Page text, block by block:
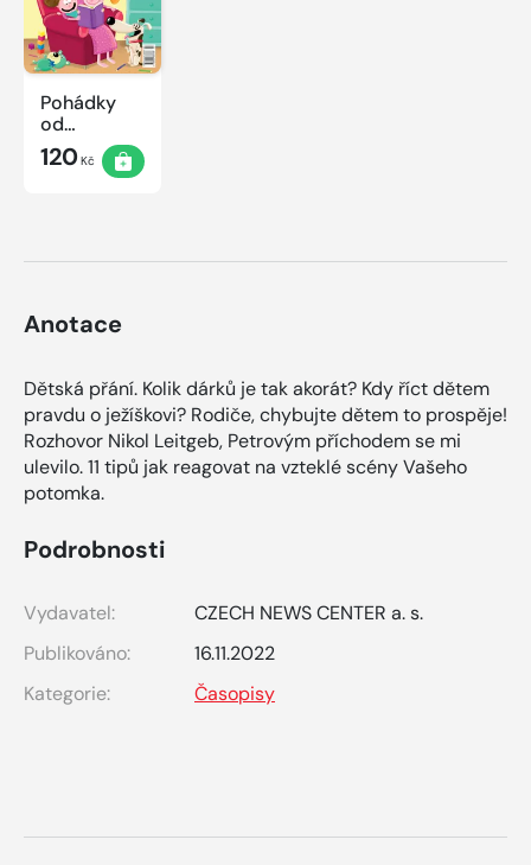
Pohádky
od
maminky
120Kč
Anotace
Dětská přání. Kolik dárků je tak akorát? Kdy říct dětem
pravdu o ježíškovi? Rodiče, chybujte dětem to prospěje!
Rozhovor Nikol Leitgeb, Petrovým příchodem se mi
ulevilo. 11 tipů jak reagovat na vzteklé scény Vašeho
potomka.
Podrobnosti
Vydavatel:
CZECH NEWS CENTER a. s.
Publikováno:
16.11.2022
Kategorie:
Časopisy